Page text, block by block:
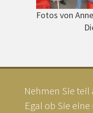
Fotos von
Nehmen Sie
Egal ob Sie